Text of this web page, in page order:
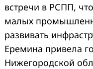
встречи в РСПП,
малых
развивать
Еремина привела
Нижегородской